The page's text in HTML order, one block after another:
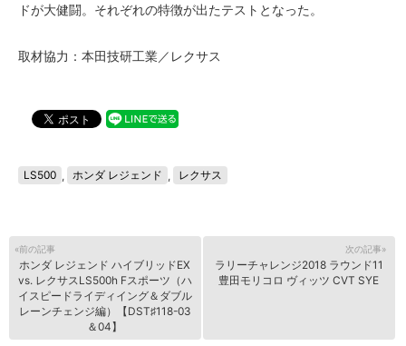
ドが大健闘。それぞれの特徴が出たテストとなった。
取材協力：本田技研工業／レクサス
LS500 , ホンダ レジェンド , レクサス
«前の記事
ホンダ レジェンド ハイブリッドEX
vs. レクサスLS500h Fスポーツ（ハ
イスピードライディイング＆ダブル
レーンチェンジ編）【DST♯118-03
＆04】
次の記事»
ラリーチャレンジ2018 ラウンド11
豊田モリコロ ヴィッツ CVT SYE